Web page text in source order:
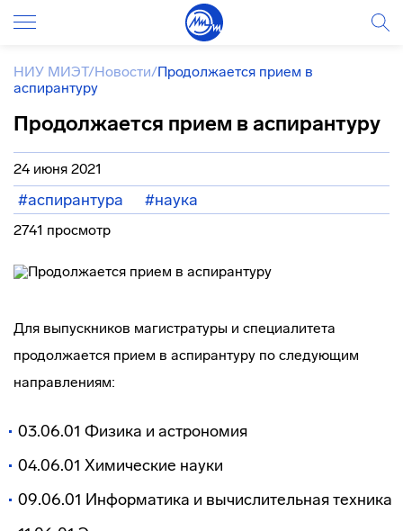
НИУ МИЭТ/Новости/Продолжается прием в
аспирантуру
Продолжается прием в аспирантуру
24 июня 2021
#аспирантура #наука
2741 просмотр
Для выпускников магистратуры и специалитета
продолжается прием в аспирантуру по следующим
направлениям:
03.06.01 Физика и астрономия
04.06.01 Химические науки
09.06.01 Информатика и вычислительная техника